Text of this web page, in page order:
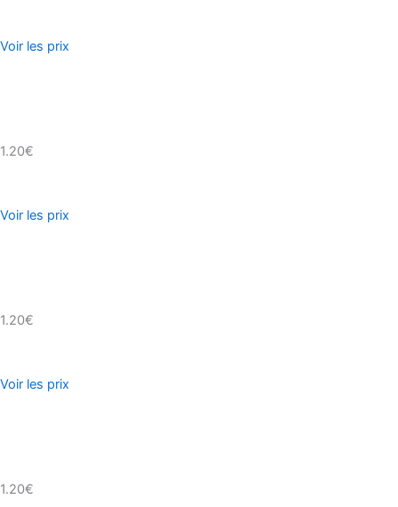
Voir les prix
1.20€
Voir les prix
1.20€
Voir les prix
1.20€